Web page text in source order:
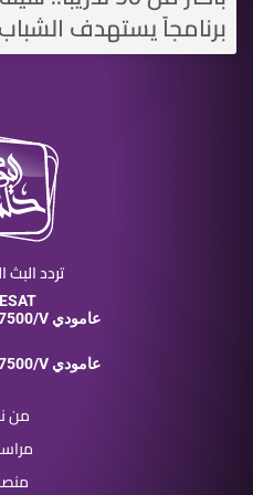
برنامجاً يستهدف
تردد
12688-27500/V عامودي
11555-27500/V عامودي
من